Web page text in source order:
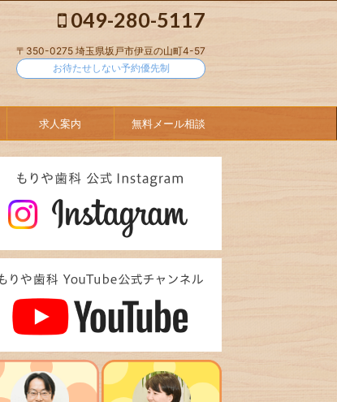
049-280-5117
〒350-0275 埼玉県坂戸市伊豆の山町4-57
お待たせしない予約優先制
求人案内 無料メール相談